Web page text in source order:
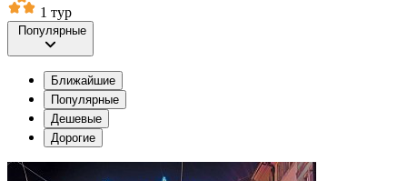
1 тур
Популярные
Ближайшие
Популярные
Дешевые
Дорогие